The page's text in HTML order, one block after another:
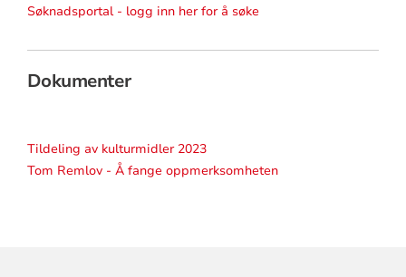
Søknadsportal - logg inn her for å søke
Dokumenter
Tildeling av kulturmidler 2023
Tom Remlov - Å fange oppmerksomheten